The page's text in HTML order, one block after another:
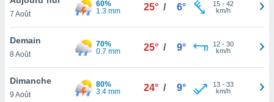
et
»,
au
vous
qu'ils
7 Août
60%
1.3 mm
25° / 6° 15- 42
km/h
Demain
8 Août
70%
0.7 mm
25° / 9° 12- 30
km/h
Dimanche
9 Août
80%
3.4 mm
24° / 9° 13- 33
km/h